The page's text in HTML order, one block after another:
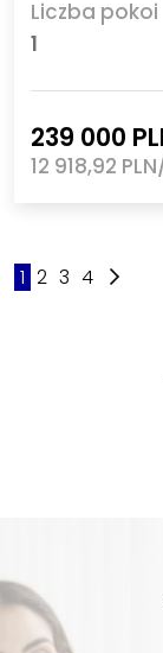
Liczba pokoi
1
239 000
12 918,92
1 2 3 4